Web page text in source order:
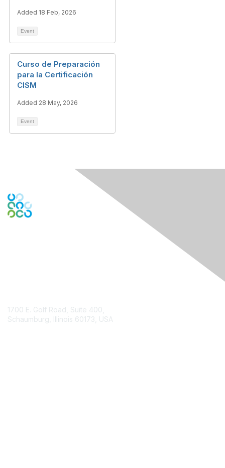
Added 18 Feb, 2026
Event
Curso de Preparación
para la Certificación
CISM
Added 28 May, 2026
Event
1700 E. Golf Road, Suite 400,
Schaumburg, Illinois 60173, USA